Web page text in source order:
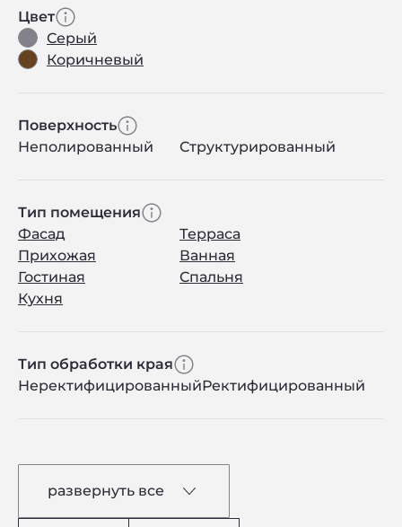
Цвет
Серый
Коричневый
Поверхность
Неполированный
Структурированный
Тип помещения
Фасад
Терраса
Прихожая
Ванная
Гостиная
Спальня
Кухня
Тип обработки края
НеректифицированныйРектифицированный
развернуть все